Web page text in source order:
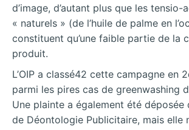
d’image, d’autant plus que les tensio-
« naturels » (de l’huile de palme en
constituent qu’une faible partie de la
produit.
L’OIP a classé42 cette campagne en
parmi les pires cas de greenwashing
Une plainte a également été déposée
de Déontologie Publicitaire, mais elle